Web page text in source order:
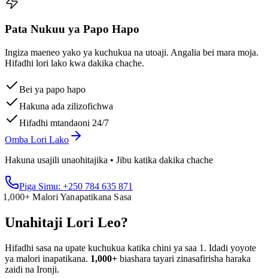
Pata Nukuu ya Papo Hapo
Ingiza maeneo yako ya kuchukua na utoaji. Angalia bei mara moja.
Hifadhi lori lako kwa dakika chache.
Bei ya papo hapo
Hakuna ada zilizofichwa
Hifadhi mtandaoni 24/7
Omba Lori Lako
Hakuna usajili unaohitajika • Jibu katika dakika chache
Piga Simu: +250 784 635 871
1,000+ Malori Yanapatikana Sasa
Unahitaji Lori Leo?
Hifadhi sasa na upate kuchukua katika chini ya saa 1. Idadi yoyote
ya malori inapatikana. 1,000+ biashara tayari zinasafirisha haraka
zaidi na Ironji.